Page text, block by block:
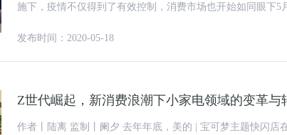
施下，疫情不仅得到了有效控制，消费市场也开始如同眼下5
发布时间：2020-05-18
Z世代崛起，新消费浪潮下小家电领域的变革与
作者丨陆离 监制丨阑夕 去年年底，美的 | 宝可梦主题快闪店在杭州落地，从小火龙领衔